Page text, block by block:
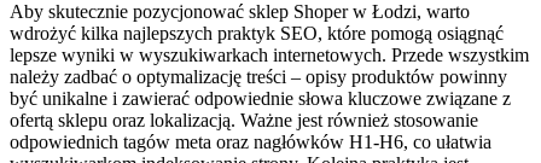
Aby skutecznie pozycjonować sklep Shoper w Łodzi, warto
wdrożyć kilka najlepszych praktyk SEO, które pomogą osiągnąć
lepsze wyniki w wyszukiwarkach internetowych. Przede wszystkim
należy zadbać o optymalizację treści – opisy produktów powinny
być unikalne i zawierać odpowiednie słowa kluczowe związane z
ofertą sklepu oraz lokalizacją. Ważne jest również stosowanie
odpowiednich tagów meta oraz nagłówków H1-H6, co ułatwia